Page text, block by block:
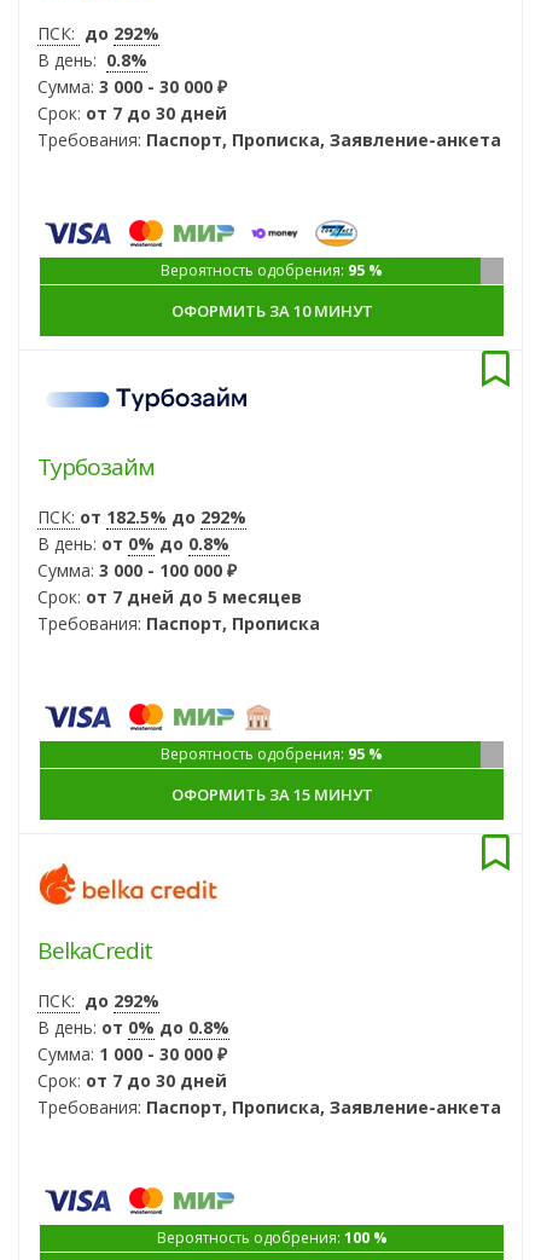
Вероятность одобрения: 95 %
ПСК: до 292%
В день: 0.8%
Сумма: 3 000 - 30 000 ₽
Срок: от 7 до 30 дней
Требования: Паспорт, Прописка, Заявление-анкета
ОФОРМИТЬ ЗА 10 МИНУТ
Вероятность одобрения: 95 %
Турбозайм
ПСК: от 182.5% до 292%
В день: от 0% до 0.8%
Сумма: 3 000 - 100 000 ₽
Срок: от 7 дней до 5 месяцев
Требования: Паспорт, Прописка
ОФОРМИТЬ ЗА 15 МИНУТ
Вероятность одобрения: 100 %
BelkaCredit
ПСК: до 292%
В день: от 0% до 0.8%
Сумма: 1 000 - 30 000 ₽
Срок: от 7 до 30 дней
Требования: Паспорт, Прописка, Заявление-анкета